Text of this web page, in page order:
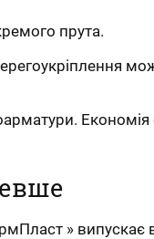
прута.
Економія
» випускає